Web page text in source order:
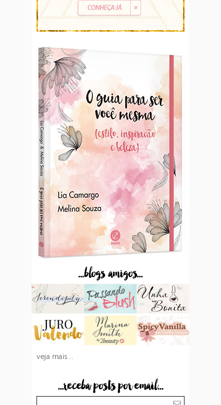
...blogs amigos...
veja mais...
...receba posts por email...